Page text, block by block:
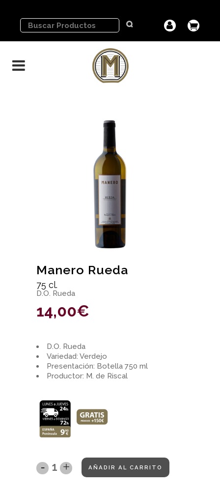
Manero Rueda
75 cl.
D.O. Rueda
14,00€
D.O. Rueda
Variedad: Verdejo
Presentación: Botella 750 ml
Productor: M. de Riscal
AÑADIR AL CARRITO